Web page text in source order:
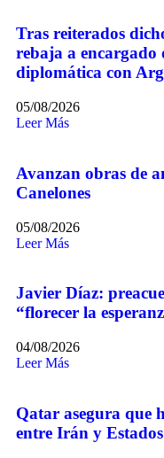
Tras reiterados
rebaja a encargado
diplomática con
05/08/2026
Leer Más
Avanzan obras de
Canelones
05/08/2026
Leer Más
Javier Díaz:
“florecer la
04/08/2026
Leer Más
Qatar asegura que
entre Irán y